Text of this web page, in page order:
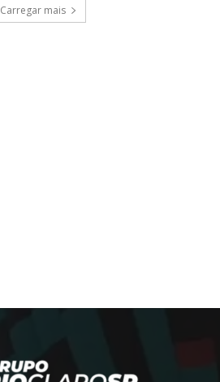
Carregar mais